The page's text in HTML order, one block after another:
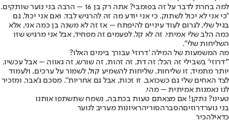
למה בחרת לדבר על זה בפומבי? אתה רק בן 16 – הרבה בני נוער שותקים.
״כי אני לא יכול לשתוק. כי אני יודע מה זה להרגיש לבד. ואם אני יכול, גם
בגיל שלי, לגרום לעוד עיניים להיפתח – אז זה לא משנה בן כמה אני, אלא
כמה הלב שלי אמיתי. זה לא קל, לפעמים זה מפחיד, אבל אני מרגיש שזו
השליחות שלי״.
מה המשמעות של המילה 'דרוזי' עבורך בימים האלו?
״׳דרוזי׳ בשבילי זה הכל: זה דת, זה זהות, זה שורש, זה גאווה – אבל עכשיו,
יותר מתמיד, זו שליחות. שליחות להשמיע קול, לשמור על ערכים, ולעמוד
לצד האחים שלי גם כשכואב. זו זכות, אבל גם אחריות״. מסכם ג'אבר, ומזכיר
לנו נאמנות אמיתית – מהי.
טעינו? נתקן! אם מצאתם טעות בכתבה, נשמח שתשתפו אותנו
בני נוערדרוזיםהסברהסוריהראיונות מעריב לנוער
כדאילהכיר